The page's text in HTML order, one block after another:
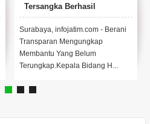
Tersangka Berhasil
Diamankan.
Surabaya, infojatim.com - Berani
Transparan Mengungkap
Membantu Yang Belum
Terungkap.Kepala Bidang H...